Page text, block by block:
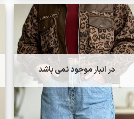
در انبار موجود نمی باشد